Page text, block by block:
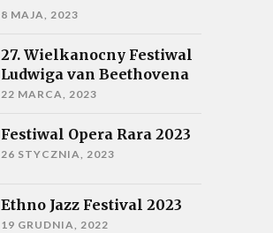
8 MAJA, 2023
27. Wielkanocny Festiwal
Ludwiga van Beethovena
22 MARCA, 2023
Festiwal Opera Rara 2023
26 STYCZNIA, 2023
Ethno Jazz Festival 2023
19 GRUDNIA, 2022